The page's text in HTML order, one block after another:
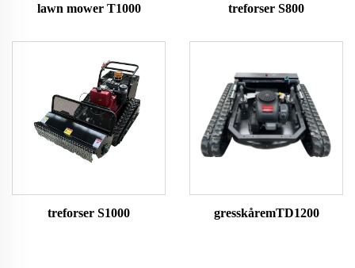
lawn mower T1000 treforser S800
treforser S1000 gresskåremTD1200